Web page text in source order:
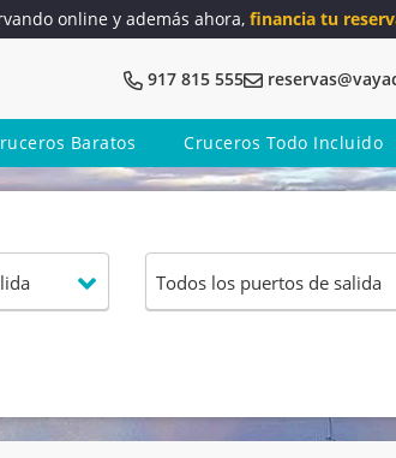
online y además ahora, financia tu
917 815 555
Baratos Cruceros Todo Incluido